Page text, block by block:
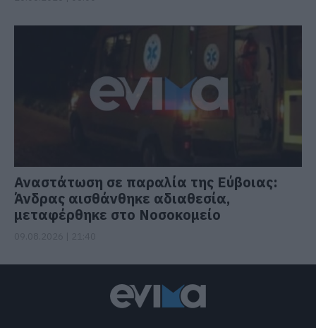
Αναστάτωση σε παραλία της Εύβοιας:
Άνδρας αισθάνθηκε αδιαθεσία,
μεταφέρθηκε στο Νοσοκομείο